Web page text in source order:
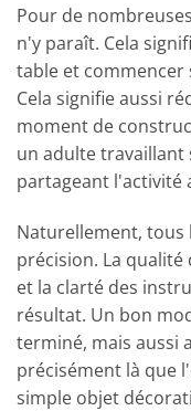
Pour de
n'y paraît. Cela
table et commencer
Cela signifie aussi
moment de
un adulte
partageant l'activité
Naturellement, tous
précision. La qualité
et la clarté des
résultat. Un bon
terminé, mais aussi
précisément là que
simple objet